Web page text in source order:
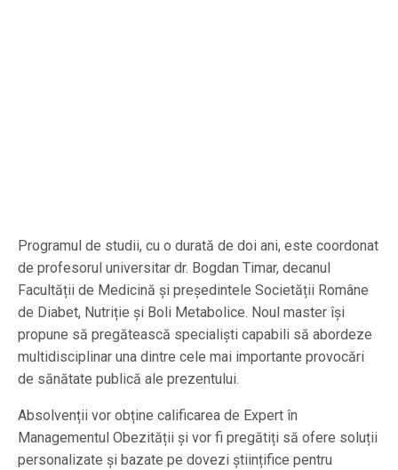
Programul de studii, cu o durată de doi ani, este coordonat
de profesorul universitar dr. Bogdan Timar, decanul
Facultății de Medicină și președintele Societății Române
de Diabet, Nutriție și Boli Metabolice. Noul master își
propune să pregătească specialiști capabili să abordeze
multidisciplinar una dintre cele mai importante provocări
de sănătate publică ale prezentului.
Absolvenții vor obține calificarea de Expert în
Managementul Obezității și vor fi pregătiți să ofere soluții
personalizate și bazate pe dovezi științifice pentru